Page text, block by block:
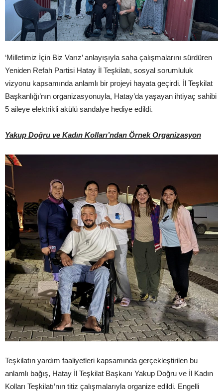
‘Milletimiz İçin Biz Varız’ anlayışıyla saha çalışmalarını sürdüren
Yeniden Refah Partisi Hatay İl Teşkilatı, sosyal sorumluluk
vizyonu kapsamında anlamlı bir projeyi hayata geçirdi. İl Teşkilat
Başkanlığı’nın organizasyonuyla, Hatay’da yaşayan ihtiyaç sahibi
5 aileye elektrikli akülü sandalye hediye edildi.
Yakup Doğru ve Kadın Kolları’ndan Örnek Organizasyon
Teşkilatın yardım faaliyetleri kapsamında gerçekleştirilen bu
anlamlı bağış, Hatay İl Teşkilat Başkanı Yakup Doğru ve İl Kadın
Kolları Teşkilatı’nın titiz çalışmalarıyla organize edildi. Engelli